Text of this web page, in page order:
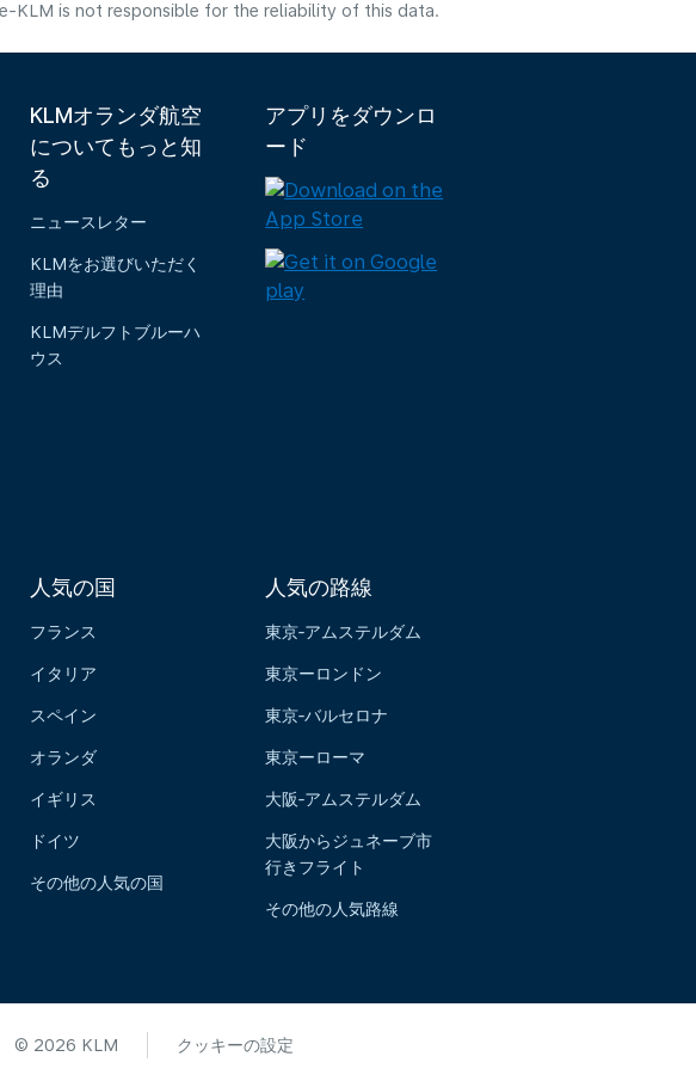
KLM is not responsible for the reliability of this data.
KLMオランダ航空
についてもっと知
る
ニュースレター
KLMをお選びいただく
理由
KLMデルフトブルーハ
ウス
アプリをダウンロ
ード
人気の国
フランス
イタリア
スペイン
オランダ
イギリス
ドイツ
その他の人気の国
人気の路線
東京‐アムステルダム
東京ーロンドン
東京‐バルセロナ
東京ーローマ
大阪‐アムステルダム
大阪からジュネーブ市
行きフライト
その他の人気路線
© 2026 KLM クッキーの設定